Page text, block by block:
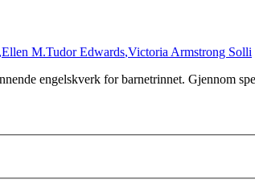
,Ellen M.Tudor Edwards,Victoria Armstrong Solli
engelskverk for barnetrinnet. Gjennom